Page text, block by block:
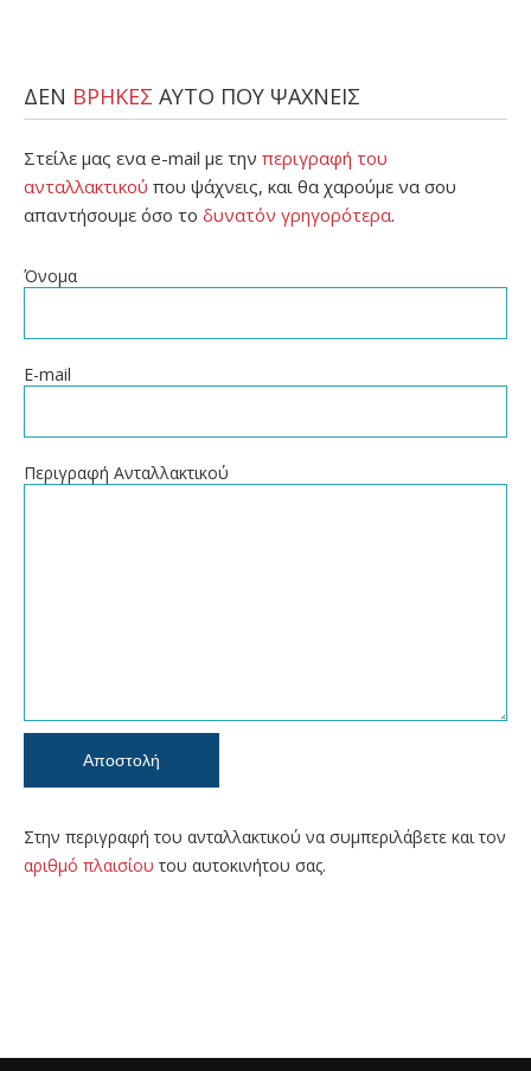
ΔΕΝ ΒΡΗΚΕΣ ΑΥΤΟ ΠΟΥ ΨΑΧΝΕΙΣ
Στείλε μας ενα e-mail με την περιγραφή του
ανταλλακτικού που ψάχνεις, και θα χαρούμε να σου
απαντήσουμε όσο το δυνατόν γρηγορότερα.
Όνομα
E-mail
Περιγραφή Ανταλλακτικού
Στην περιγραφή του ανταλλακτικού να συμπεριλάβετε και τον
αριθμό πλαισίου του αυτοκινήτου σας.